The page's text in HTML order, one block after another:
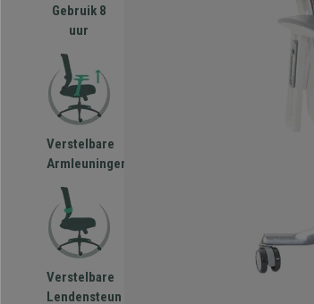
Gebruik 8
uur
Verstelbare
Armleuningen
Verstelbare
Lendensteun